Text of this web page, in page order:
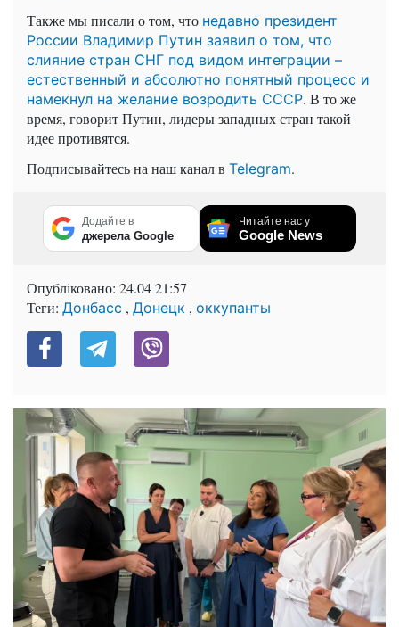
Также мы писали о том, что недавно президент
России Владимир Путин заявил о том, что
слияние стран СНГ под видом интеграции –
естественный и абсолютно понятный процесс и
намекнул на желание возродить СССР. В то же
время, говорит Путин, лидеры западных стран такой
идее противятся.
Подписывайтесь на наш канал в Telegram.
Додайте в
джерела Google
Читайте нас у
Google News
Опубліковано: 24.04 21:57
Теги: Донбасс , Донецк , оккупанты